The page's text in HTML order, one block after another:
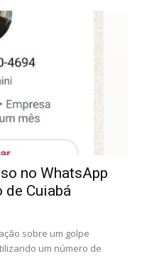
no WhatsApp
de Cuiabá
sobre um golpe
um número de